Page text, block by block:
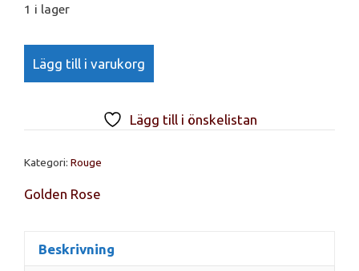
1 i lager
GR,
Terracotta
blush-
No
mängd
Lägg till i varukorg
Lägg till i önskelistan
Kategori: Rouge
Golden Rose
Beskrivning